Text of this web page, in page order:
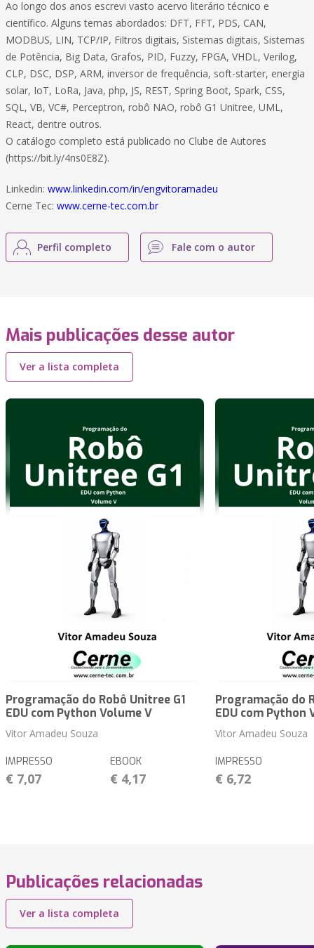
Ao longo dos anos escrevi vasto acervo literário técnico e
científico. Alguns temas abordados: DFT, FFT, PDS, CAN,
MODBUS, LIN, TCP/IP, Filtros digitais, Sistemas digitais, Sistemas
de Potência, Big Data, Grafos, PID, Fuzzy, FPGA, VHDL, Verilog,
CLP, DSC, DSP, ARM, inversor de frequência, soft-starter, energia
solar, IoT, LoRa, Java, php, JS, REST, Spring Boot, Spark, CSS,
SQL, VB, VC#, Perceptron, robô NAO, robô G1 Unitree, UML,
React, dentre outros.
O catálogo completo está publicado no Clube de Autores
(https://bit.ly/4ns0E8Z).
Linkedin: www.linkedin.com/in/engvitoramadeu
Cerne Tec: www.cerne-tec.com.br
Perfil completo Fale com o autor
Mais publicações desse autor
Ver a lista completa
Programação do Robô Unitree G1
EDU com Python Volume V
Vitor Amadeu Souza
IMPRESSO
€ 7,07
EBOOK
€ 4,17
Programação do
EDU com Python
Vitor Amadeu Souza
IMPRESSO
€ 6,72
Publicações relacionadas
Ver a lista completa